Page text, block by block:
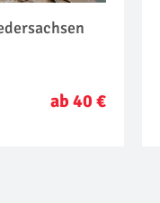
ab 40 €